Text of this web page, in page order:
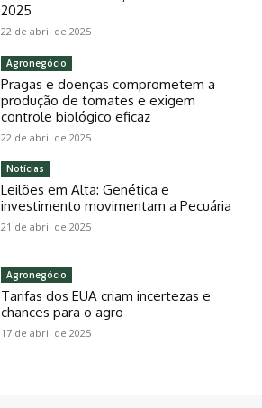
2025
22 de abril de 2025
Agronegócio
Pragas e doenças comprometem a
produção de tomates e exigem
controle biológico eficaz
22 de abril de 2025
Notícias
Leilões em Alta: Genética e
investimento movimentam a Pecuária
21 de abril de 2025
Agronegócio
Tarifas dos EUA criam incertezas e
chances para o agro
17 de abril de 2025